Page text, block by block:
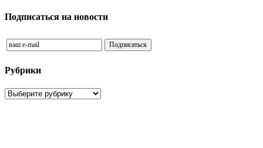
Подписаться на новости
Рубрики
Рубрики